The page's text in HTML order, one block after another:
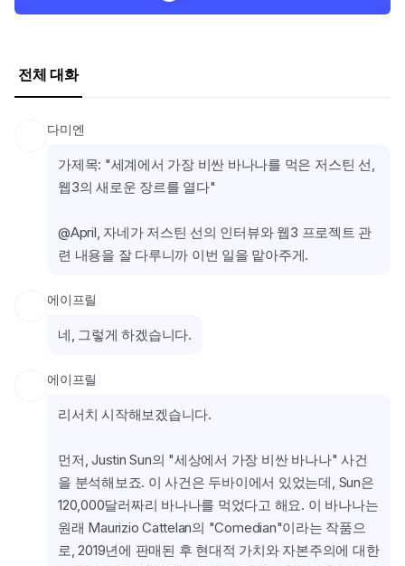
전체 대화
다미엔
가제목: "세계에서 가장 비싼 바나나를 먹은 저스틴 선,
웹3의 새로운 장르를 열다"
@April, 자네가 저스틴 선의 인터뷰와 웹3 프로젝트 관
련 내용을 잘 다루니까 이번 일을 맡아주게.
에이프릴
네, 그렇게 하겠습니다.
에이프릴
리서치 시작해보겠습니다.
먼저, Justin Sun의 "세상에서 가장 비싼 바나나" 사건
을 분석해보죠. 이 사건은 두바이에서 있었는데, Sun은
120,000달러짜리 바나나를 먹었다고 해요. 이 바나나는
원래 Maurizio Cattelan의 "Comedian"이라는 작품으
로, 2019년에 판매된 후 현대적 가치와 자본주의에 대한